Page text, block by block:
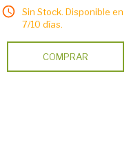
Sin Stock. Disponible en
7/10 días.
COMPRAR